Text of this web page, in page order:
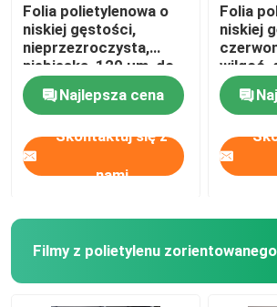
Filmy niewypuszczające silikonu
Film PVA
Termoplastyczna folia uretanowa
Folii aluminiowej laminowanej PET
Folia polietylenowa o
niskiej gęstości,
nieprzezroczysta,
niebieska, 120 µm, do
zastosowań
medycznych
Najlepsza cena
Skontaktuj się z
nami
Folia
niskiej
wilgoć,
rolnictwa
Filmy z polietylenu zorientowanego